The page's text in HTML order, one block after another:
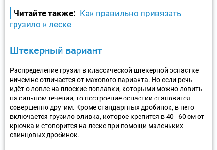
Читайте также: Как правильно привязать
грузило к леске
Штекерный вариант
Распределение грузил в классической штекерной оснастке
ничем не отличается от махового варианта. Но если речь
идёт о ловле на плоские поплавки, которыми можно ловить
на сильном течении, то построение оснастки становится
совершенно другим. Кроме стандартных дробинок, в него
включается грузило-оливка, которое крепится в 40–60 см от
крючка и стопорится на леске при помощи маленьких
свинцовых дробинок.